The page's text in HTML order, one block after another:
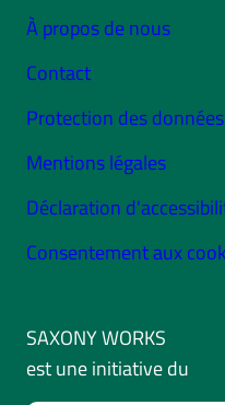
À propos de nous
Contact
Protection des données
Mentions légales
Déclaration
Consentement aux
SAXONY WORKS
est une initiative du